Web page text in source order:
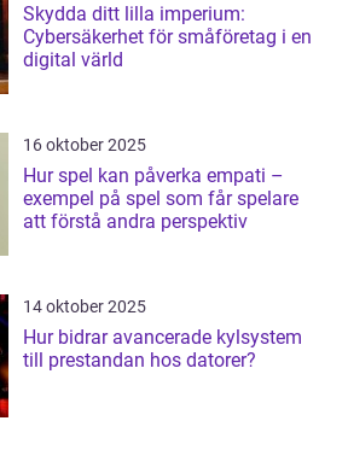
Skydda ditt lilla imperium:
Cybersäkerhet för småföretag i en
digital värld
16 oktober 2025
Hur spel kan påverka empati –
exempel på spel som får spelare
att förstå andra perspektiv
14 oktober 2025
Hur bidrar avancerade kylsystem
till prestandan hos datorer?